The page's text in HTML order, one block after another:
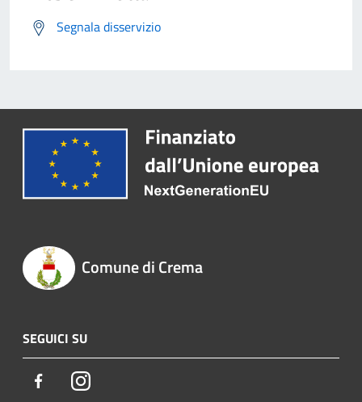
Segnala disservizio
Comune di Crema
SEGUICI SU
FacebookInstagram